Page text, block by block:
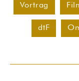
Vortrag
dtF